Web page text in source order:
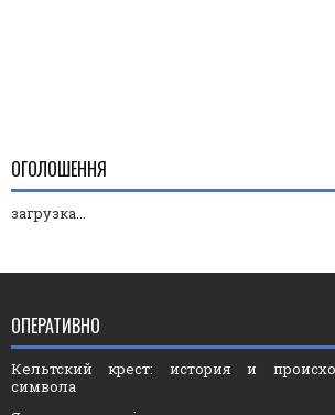
ОГОЛОШЕННЯ
загрузка...
ОПЕРАТИВНО
Кельтский крест: история и
символа